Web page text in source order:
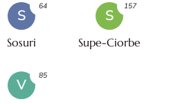
S
Sosuri
64
S
Supe-Ciorbe
157
V
85